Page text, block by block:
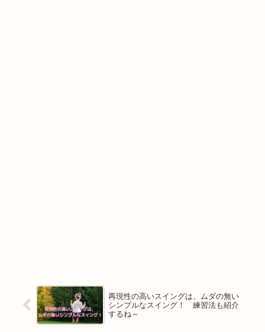
再現性の高いスイングは、ムダの無い
シンプルなスイング！ 練習法も紹介
するね～